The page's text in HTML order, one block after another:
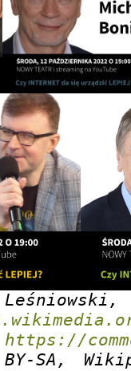
https://
BY-SA,